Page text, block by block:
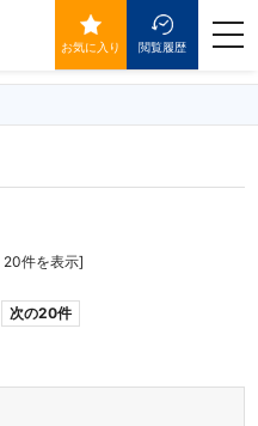
お気に入り 閲覧履歴
20件を表示]
次の20件